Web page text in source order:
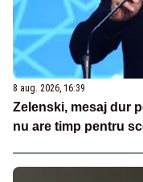
8 aug. 2026, 16:39
Zelenski, mesaj dur
nu are timp pentru